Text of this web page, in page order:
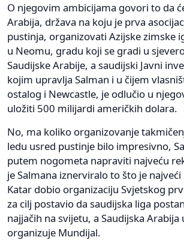
O njegovim ambicijama govori to da
Arabija, država na koju je prva
pustinja, organizovati Azijske zimske
u Neomu, gradu koji se gradi u
Saudijske Arabije, a saudijski Javni
kojim upravlja Salman i u čijem
ostalog i Newcastle, je odlučio u
uložiti 500 milijardi američkih dolara.
No, ma koliko organizovanje
ledu usred pustinje bilo impresivno,
putem nogometa napraviti najveću
je Salmana iznerviralo to što je
Katar dobio organizaciju Svjetskog
za cilj postavio da saudijska liga
najjačih na svijetu, a Saudijska
organizuje Mundijal.